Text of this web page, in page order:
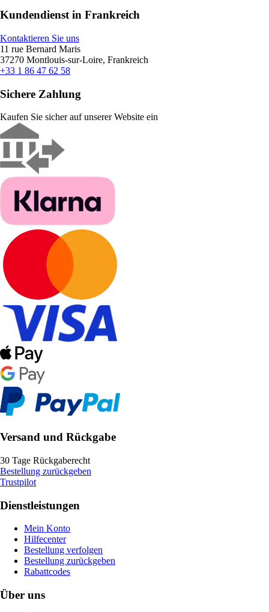
Kundendienst in Frankreich
Kontaktieren Sie uns
11 rue Bernard Maris
37270 Montlouis-sur-Loire, Frankreich
+33 1 86 47 62 58
Sichere Zahlung
Kaufen Sie sicher auf unserer Website ein
Versand und Rückgabe
30 Tage Rückgaberecht
Bestellung zurückgeben
Trustpilot
Dienstleistungen
Mein Konto
Hilfecenter
Bestellung verfolgen
Bestellung zurückgeben
Rabattcodes
Über uns